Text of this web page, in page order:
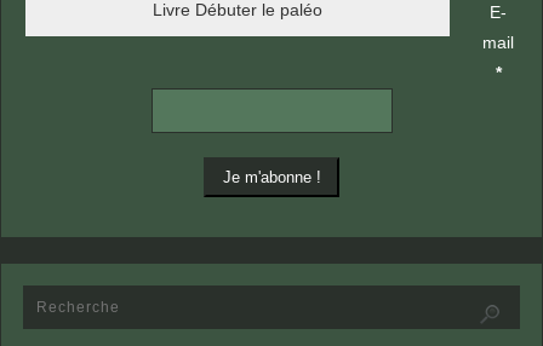
Livre Débuter le paléo
E-
mail
*